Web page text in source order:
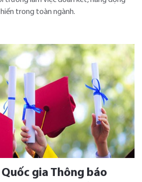
trong toàn ngành.
gia Thông báo